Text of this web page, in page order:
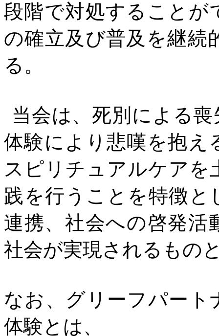
段階で対処することが
の確立及び普及を継続
る。
当会は、死別による
体験により悲嘆を抱え
スピリチュアルケアを
践を行うことを特徴と
連携、社会への啓発活
社会が実現されるもの
なお、グリーフパート
体験とは、